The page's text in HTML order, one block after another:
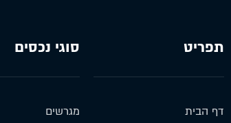
תפריט
דף הבית
סוגי נכסים
מגרשים